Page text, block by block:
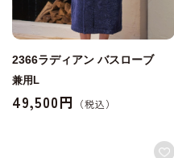
2366ラディアン バスローブ
兼用L
49,500円